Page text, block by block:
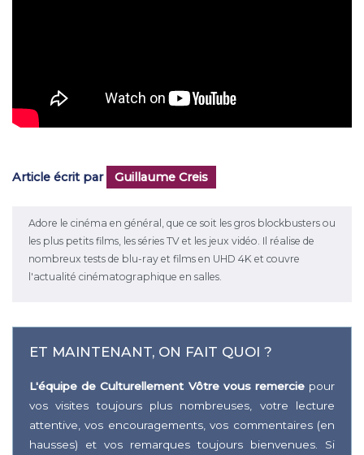
Article écrit par Guillaume Creis
Adore le cinéma en général, que ce soit les gros blockbusters ou
les plus petits films, les séries TV et les jeux vidéo. Il réalise de
nombreux tests de blu-ray et films en UHD 4K et couvre
l'actualité cinématographique en salles.
ET MAINTENANT, ON FAIT QUOI ?
L'équipe de Culturellement Vôtre vous remerciepour
vos visites toujours plus nombreuses, votre lecture
attentive, vos encouragements, vos commentaires (en
hausses) et vos remarques toujours bienvenues. Si